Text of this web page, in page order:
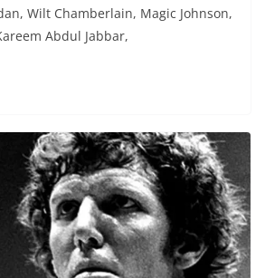
Wilt Chamberlain, Magic Johnson,
Abdul Jabbar,